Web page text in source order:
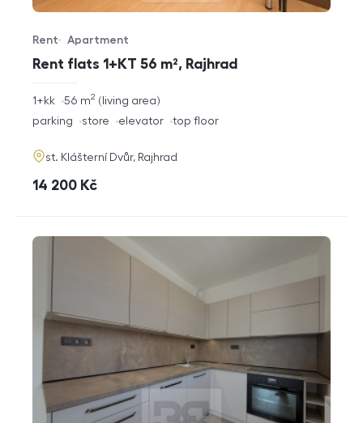
Rent flats 1+KT 56 m², Rajhrad
Offer type
Rent
Property type
Apartment
rozměry
disposition
1+kk living area
56 m2
funkce
parking store elevator top floor
adresa
st. Klášterní Dvůr, Rajhrad
cena
14 200 Kč